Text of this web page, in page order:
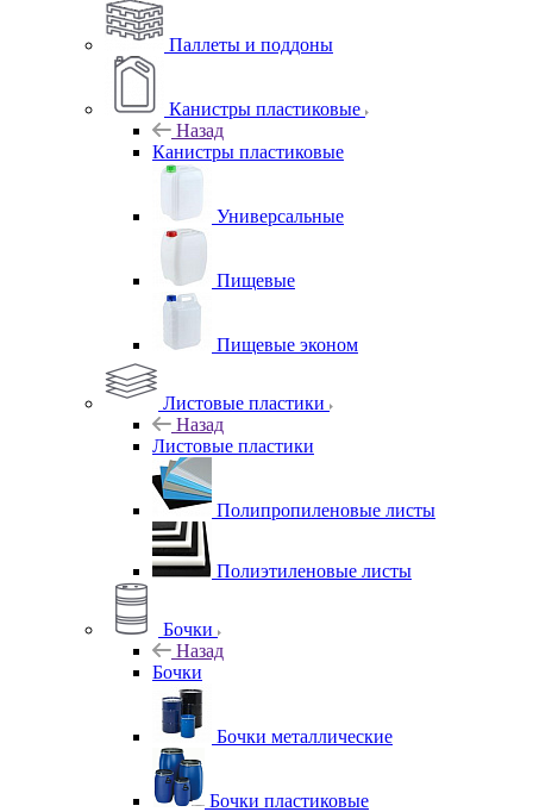
Паллеты и поддоны
Канистры пластиковые
Назад
Канистры пластиковые
Универсальные
Пищевые
Пищевые эконом
Листовые пластики
Назад
Листовые пластики
Полипропиленовые листы
Полиэтиленовые листы
Бочки
Назад
Бочки
Бочки металлические
Бочки пластиковые